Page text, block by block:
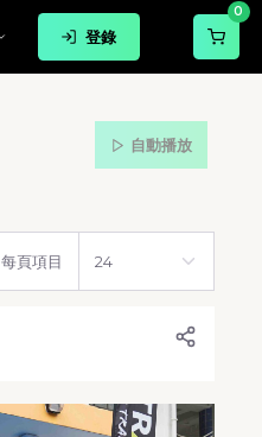
登錄
0
自動播放
每頁項目